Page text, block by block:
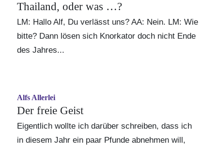
Thailand, oder was …?
LM: Hallo Alf, Du verlässt uns? AA: Nein. LM: Wie
bitte? Dann lösen sich Knorkator doch nicht Ende
des Jahres...
Alfs Allerlei
Der freie Geist
Eigentlich wollte ich darüber schreiben, dass ich
in diesem Jahr ein paar Pfunde abnehmen will,